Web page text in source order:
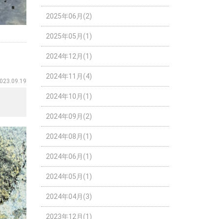
2025年06月(2)
2025年05月(1)
2024年12月(1)
2024年11月(4)
2024年10月(1)
2024年09月(2)
2024年08月(1)
2024年06月(1)
2024年05月(1)
2024年04月(3)
2023年12月(1)